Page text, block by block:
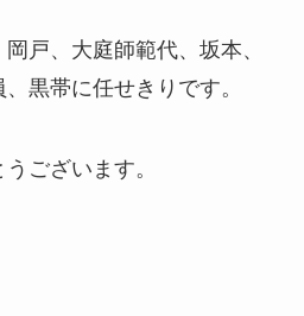
戸、大庭師範代、坂本、
黒帯に任せきりです。
ございます。